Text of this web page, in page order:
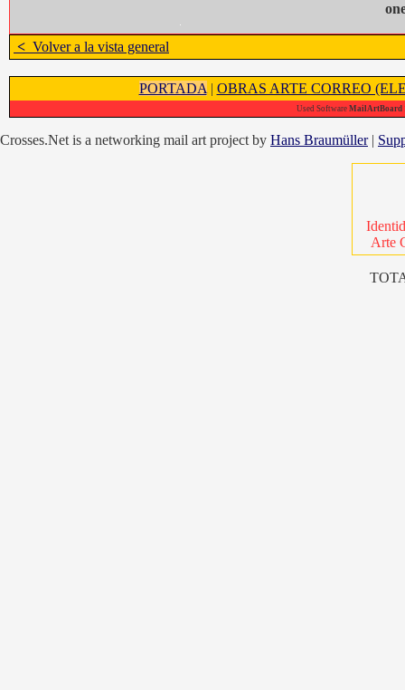
< Volver a la vista general
PORTADA | OBRAS ARTE CORREO
Used Software MailArtBoard
Crosses.Net is a networking mail art project by Hans Braumüller|
Arte